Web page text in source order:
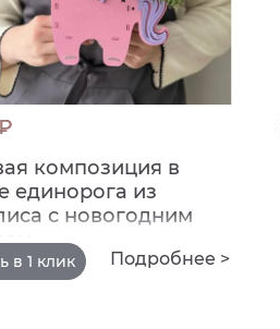
композиция в
единорога из
с новогодним
в 1 клик Подробнее >